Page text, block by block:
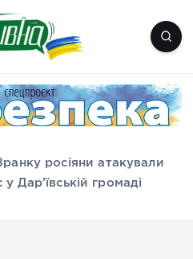
Одеса, Мелітополь
росіяни атакували
Дар’ївській громаді